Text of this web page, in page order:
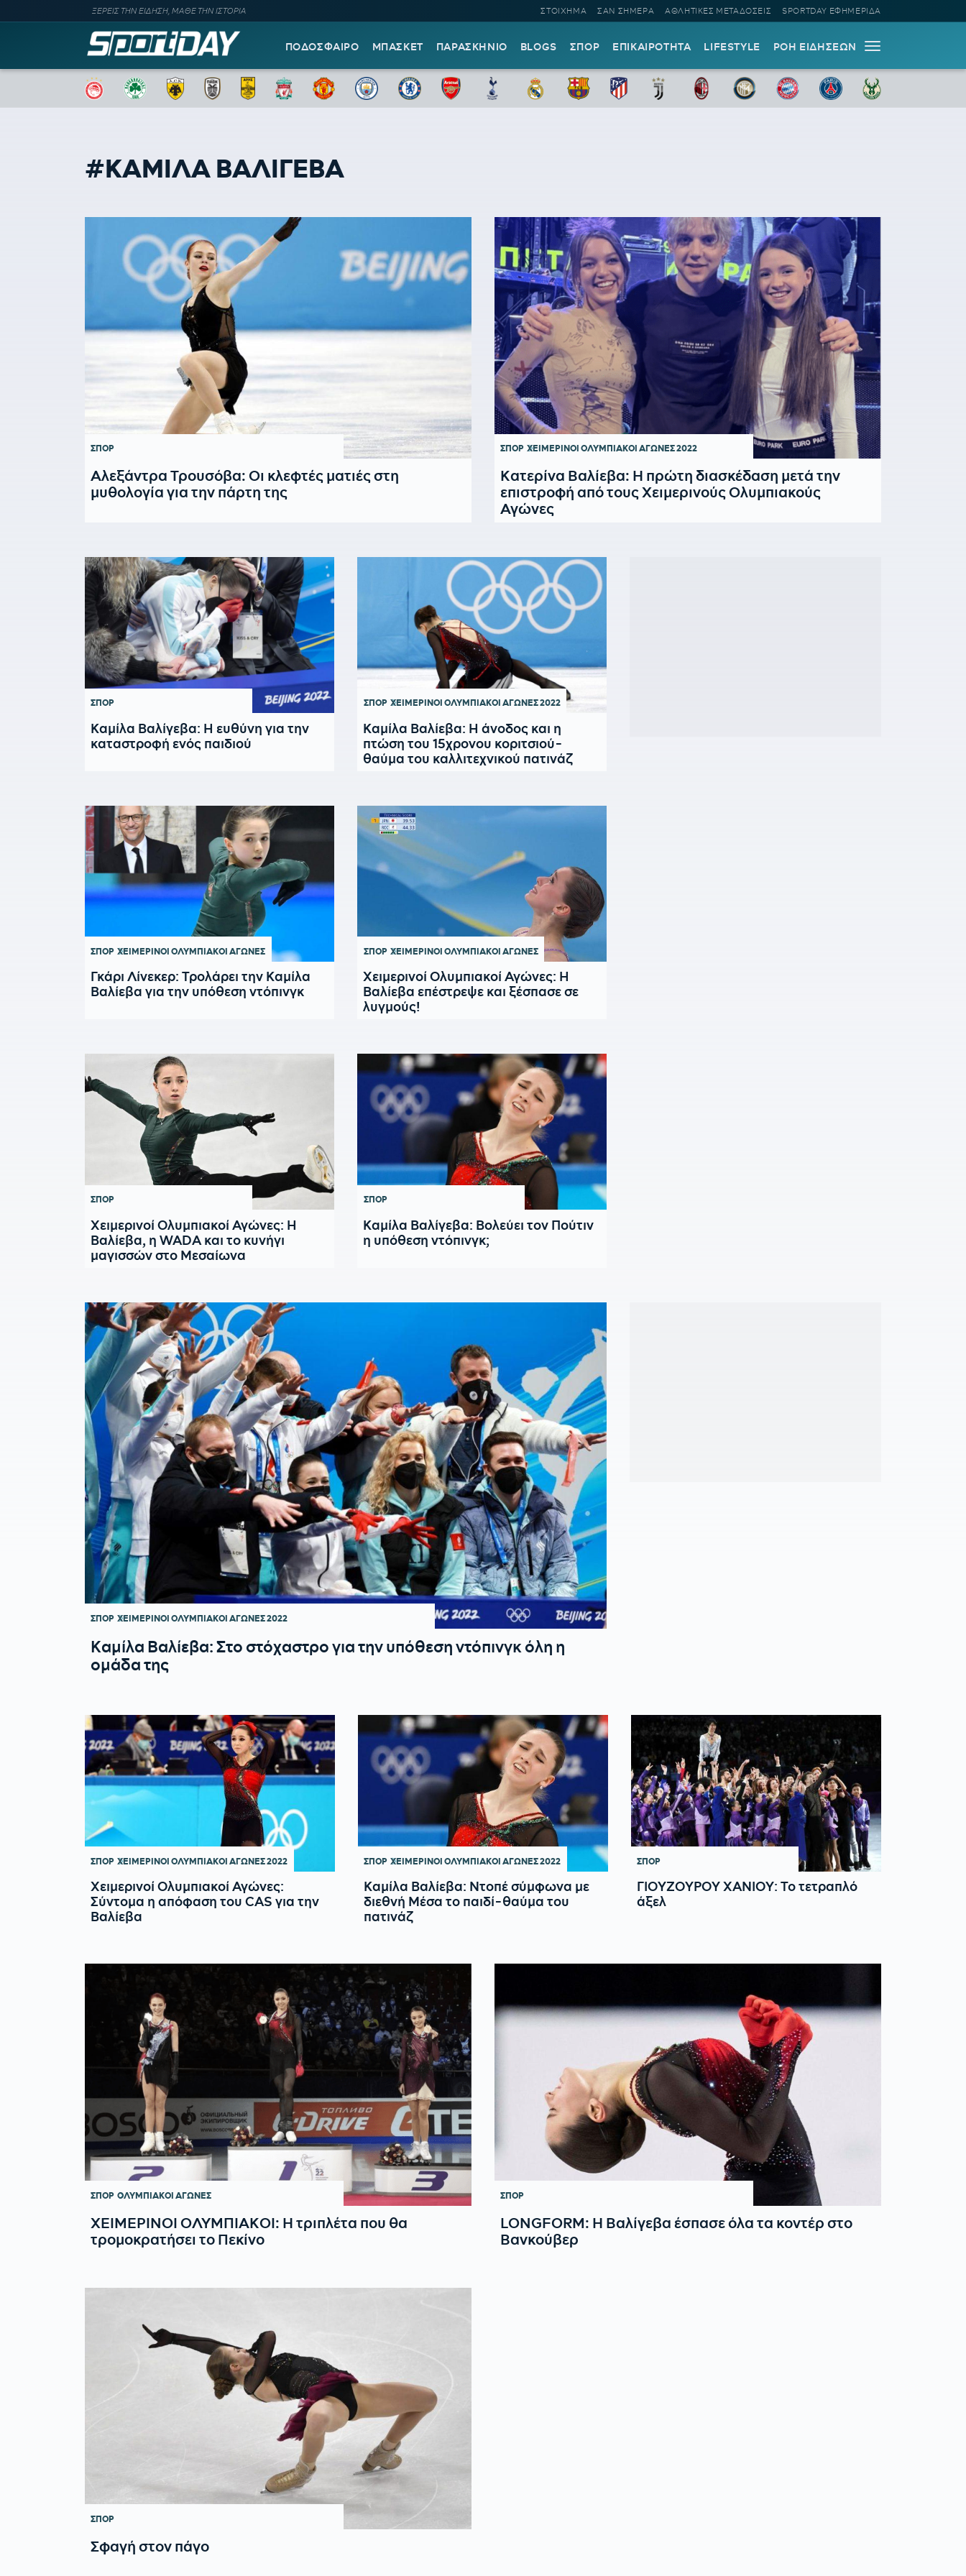
ΞΕΡΕΙΣ ΤΗΝ ΕΙΔΗΣΗ, ΜΑΘΕ ΤΗΝ ΙΣΤΟΡΙΑ ΣΤΟΙΧΗΜΑ ΣΑΝ ΣΗΜΕΡΑ ΑΘΛΗΤΙΚΕΣ ΜΕΤΑΔΟΣΕΙΣ SPORTDAY ΕΦΗΜΕΡΙΔΑ
ΠΟΔΟΣΦΑΙΡΟ ΜΠΑΣΚΕΤ ΠΑΡΑΣΚΗΝΙΟ BLOGS ΣΠΟΡ ΕΠΙΚΑΙΡΟΤΗΤΑ LIFESTYLE ΡΟΗ ΕΙΔΗΣΕΩΝ
#ΚΑΜΙΛΑ ΒΑΛΙΓΕΒΑ
ΣΠΟΡ
Αλεξάντρα Τρουσόβα: Οι κλεφτές ματιές στη
μυθολογία για την πάρτη της
ΣΠΟΡ ΧΕΙΜΕΡΙΝΟΙ ΟΛΥΜΠΙΑΚΟΙ ΑΓΩΝΕΣ 2022
Κατερίνα Bαλίεβα: Η πρώτη διασκέδαση μετά την
επιστροφή από τους Χειμερινούς Ολυμπιακούς
Αγώνες
ΣΠΟΡ
Καμίλα Βαλίγεβα: Η ευθύνη για την
καταστροφή ενός παιδιού
ΣΠΟΡ ΧΕΙΜΕΡΙΝΟΙ ΟΛΥΜΠΙΑΚΟΙ ΑΓΩΝΕΣ 2022
Καμίλα Βαλίεβα: Η άνοδος και η
πτώση του 15χρονου κοριτσιού-
θαύμα του καλλιτεχνικού πατινάζ
ΣΠΟΡ ΧΕΙΜΕΡΙΝΟΙ ΟΛΥΜΠΙΑΚΟΙ ΑΓΩΝΕΣ
Γκάρι Λίνεκερ: Τρολάρει την Καμίλα
Βαλίεβα για την υπόθεση ντόπινγκ
ΣΠΟΡ ΧΕΙΜΕΡΙΝΟΙ ΟΛΥΜΠΙΑΚΟΙ ΑΓΩΝΕΣ
Χειμερινοί Ολυμπιακοί Αγώνες: Η
Βαλίεβα επέστρεψε και ξέσπασε σε
λυγμούς!
ΣΠΟΡ
Χειμερινοί Ολυμπιακοί Αγώνες: Η
Βαλίεβα, η WADA και το κυνήγι
μαγισσών στο Μεσαίωνα
ΣΠΟΡ
Καμίλα Βαλίγεβα: Βολεύει τον Πούτιν
η υπόθεση ντόπινγκ;
ΣΠΟΡ ΧΕΙΜΕΡΙΝΟΙ ΟΛΥΜΠΙΑΚΟΙ ΑΓΩΝΕΣ 2022
Καμίλα Βαλίεβα: Στο στόχαστρο για την υπόθεση ντόπινγκ όλη η
ομάδα της
ΣΠΟΡ ΧΕΙΜΕΡΙΝΟΙ ΟΛΥΜΠΙΑΚΟΙ ΑΓΩΝΕΣ 2022
Χειμερινοί Ολυμπιακοί Αγώνες:
Σύντομα η απόφαση του CAS για την
Βαλίεβα
ΣΠΟΡ ΧΕΙΜΕΡΙΝΟΙ ΟΛΥΜΠΙΑΚΟΙ ΑΓΩΝΕΣ 2022
Καμίλα Βαλίεβα: Ντοπέ σύμφωνα με
διεθνή Μέσα το παιδί-θαύμα του
πατινάζ
ΣΠΟΡ
ΓΙΟΥΖΟΥΡΟΥ ΧΑΝΙΟΥ: Το τετραπλό
άξελ
ΣΠΟΡ ΟΛΥΜΠΙΑΚΟΙ ΑΓΩΝΕΣ
ΧΕΙΜΕΡΙΝΟΙ ΟΛΥΜΠΙΑΚΟΙ: Η τριπλέτα που θα
τρομοκρατήσει το Πεκίνο
ΣΠΟΡ
LONGFORM: Η Βαλίγεβα έσπασε όλα τα κοντέρ στο
Βανκούβερ
ΣΠΟΡ
Σφαγή στον πάγο